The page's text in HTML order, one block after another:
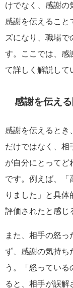
けでなく、感謝の
感謝を伝えること
ズになり、職場で
す。ここでは、感
て詳しく解説して
感謝を伝え
感謝を伝えるとき
だけではなく、相
が自分にとってど
です。例えば、「
りました」と具
評価されたと感じ
また、相手の怒っ
ず、感謝の気持ち
う。「怒っている
ると、相手が誤解